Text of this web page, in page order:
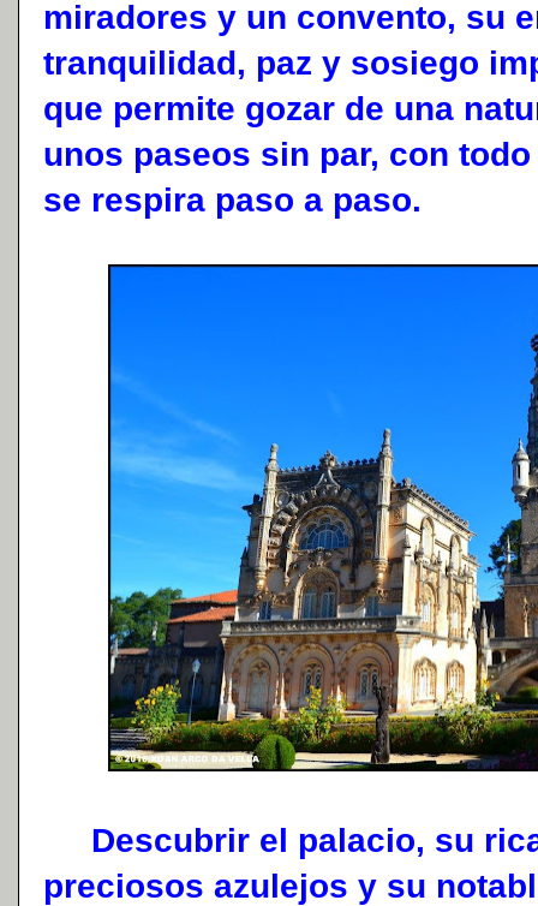
miradores y un convento, su
tranquilidad, paz y sosiego
que permite gozar de una
unos paseos sin par, con
se respira paso a paso.
Descubrir el palacio, su
preciosos azulejos y su